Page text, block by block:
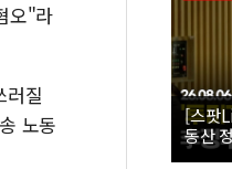
오"라
러질
노동
[스팟
동산
대토론